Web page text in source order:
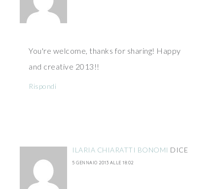
You're welcome, thanks for sharing! Happy
and creative 2013!!
Rispondi
ILARIA CHIARATTI BONOMI DICE
5 GENNAIO 2013 ALLE 18:02